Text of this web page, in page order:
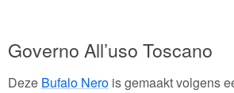
Governo All’uso Toscano
Deze Bufalo Nerois gemaakt volgens